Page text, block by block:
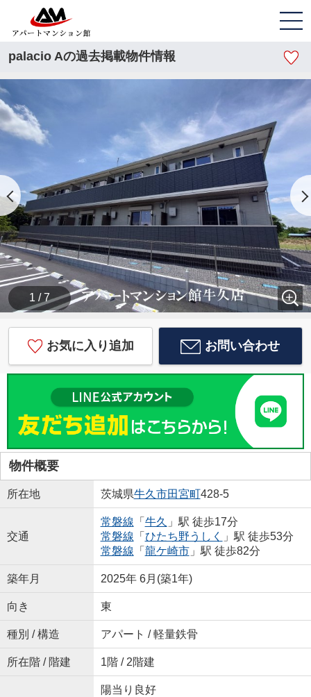
palacio Aの過去掲載物件情報
1 / 7
お気に入り追加 お問い合わせ
物件概要
所在地 茨城県牛久市田宮町428-5
交通
常磐線 「 牛久 」駅 徒歩17分
常磐線 「 ひたち野うしく
」駅 徒歩53分
常磐線 「 龍ケ崎市」駅 徒歩82分
築年月 2025年 6月(築1年)
向き 東
種別 / 構造 アパート / 軽量鉄骨
所在階 / 階建 1階 / 2階建
陽当り良好